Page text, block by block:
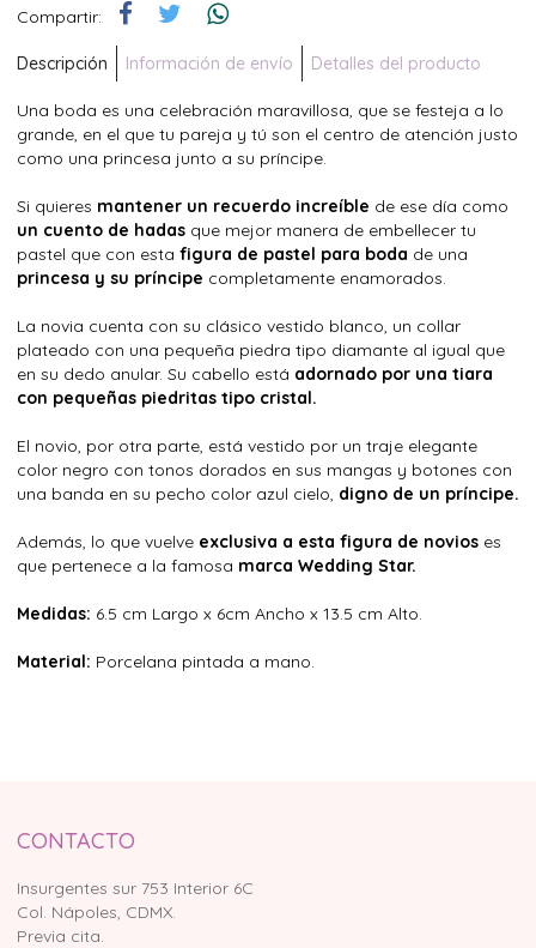
Compartir:
Descripción Información de envío Detalles del producto
Una boda es una celebración maravillosa, que se festeja a lo
grande, en el que tu pareja y tú son el centro de atención justo
como una princesa junto a su príncipe.
Si quieres mantener un recuerdo increíble de ese día como
un cuento de hadas que mejor manera de embellecer tu
pastel que con esta figura de pastel para boda de una
princesa y su príncipe completamente enamorados.
La novia cuenta con su clásico vestido blanco, un collar
plateado con una pequeña piedra tipo diamante al igual que
en su dedo anular. Su cabello está adornado por una tiara
con pequeñas piedritas tipo cristal.
El novio, por otra parte, está vestido por un traje elegante
color negro con tonos dorados en sus mangas y botones con
una banda en su pecho color azul cielo, digno de un príncipe.
Además, lo que vuelve exclusiva a esta figura de novios es
que pertenece a la famosa marca Wedding Star.
Medidas: 6.5 cm Largo x 6cm Ancho x 13.5 cm Alto.
Material: Porcelana pintada a mano.
CONTACTO
Insurgentes sur 753 Interior 6C
Col. Nápoles, CDMX.
Previa cita.